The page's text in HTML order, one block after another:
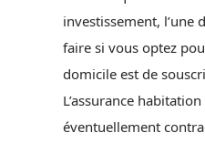
investissement, l’une
faire si vous optez
domicile est de
L’assurance
éventuellement